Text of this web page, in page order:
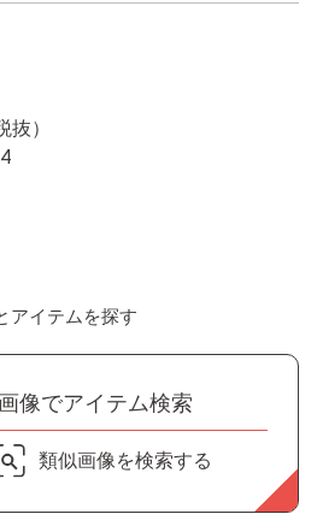
）
アイテムを探す
画像でアイテム検索
類似画像を検索する